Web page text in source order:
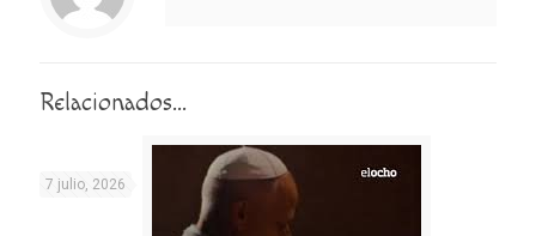
Relacionados...
7 julio, 2026